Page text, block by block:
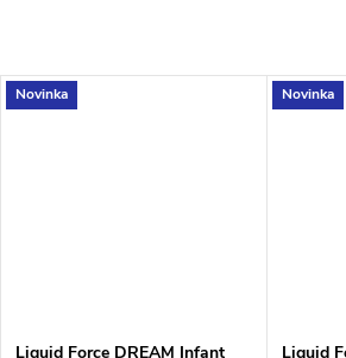
Novinka
Liquid Force DREAM Infant
Novinka
Liquid